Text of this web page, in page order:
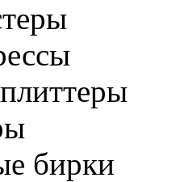
бирки